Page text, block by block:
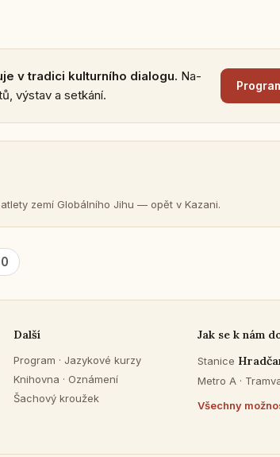
v tra­di­ci kul­tur­ní­ho di­a­lo­gu. Na­
výstav a se­tká­ní.
zemí Glo­bál­ní­ho Jihu — opět v Kazani.
0
Další
Program · Jazykové kurzy
Knihovna · Oznámení
Šachový kroužek
Jak se k nám
Stanice
Metro A ·
Všechny